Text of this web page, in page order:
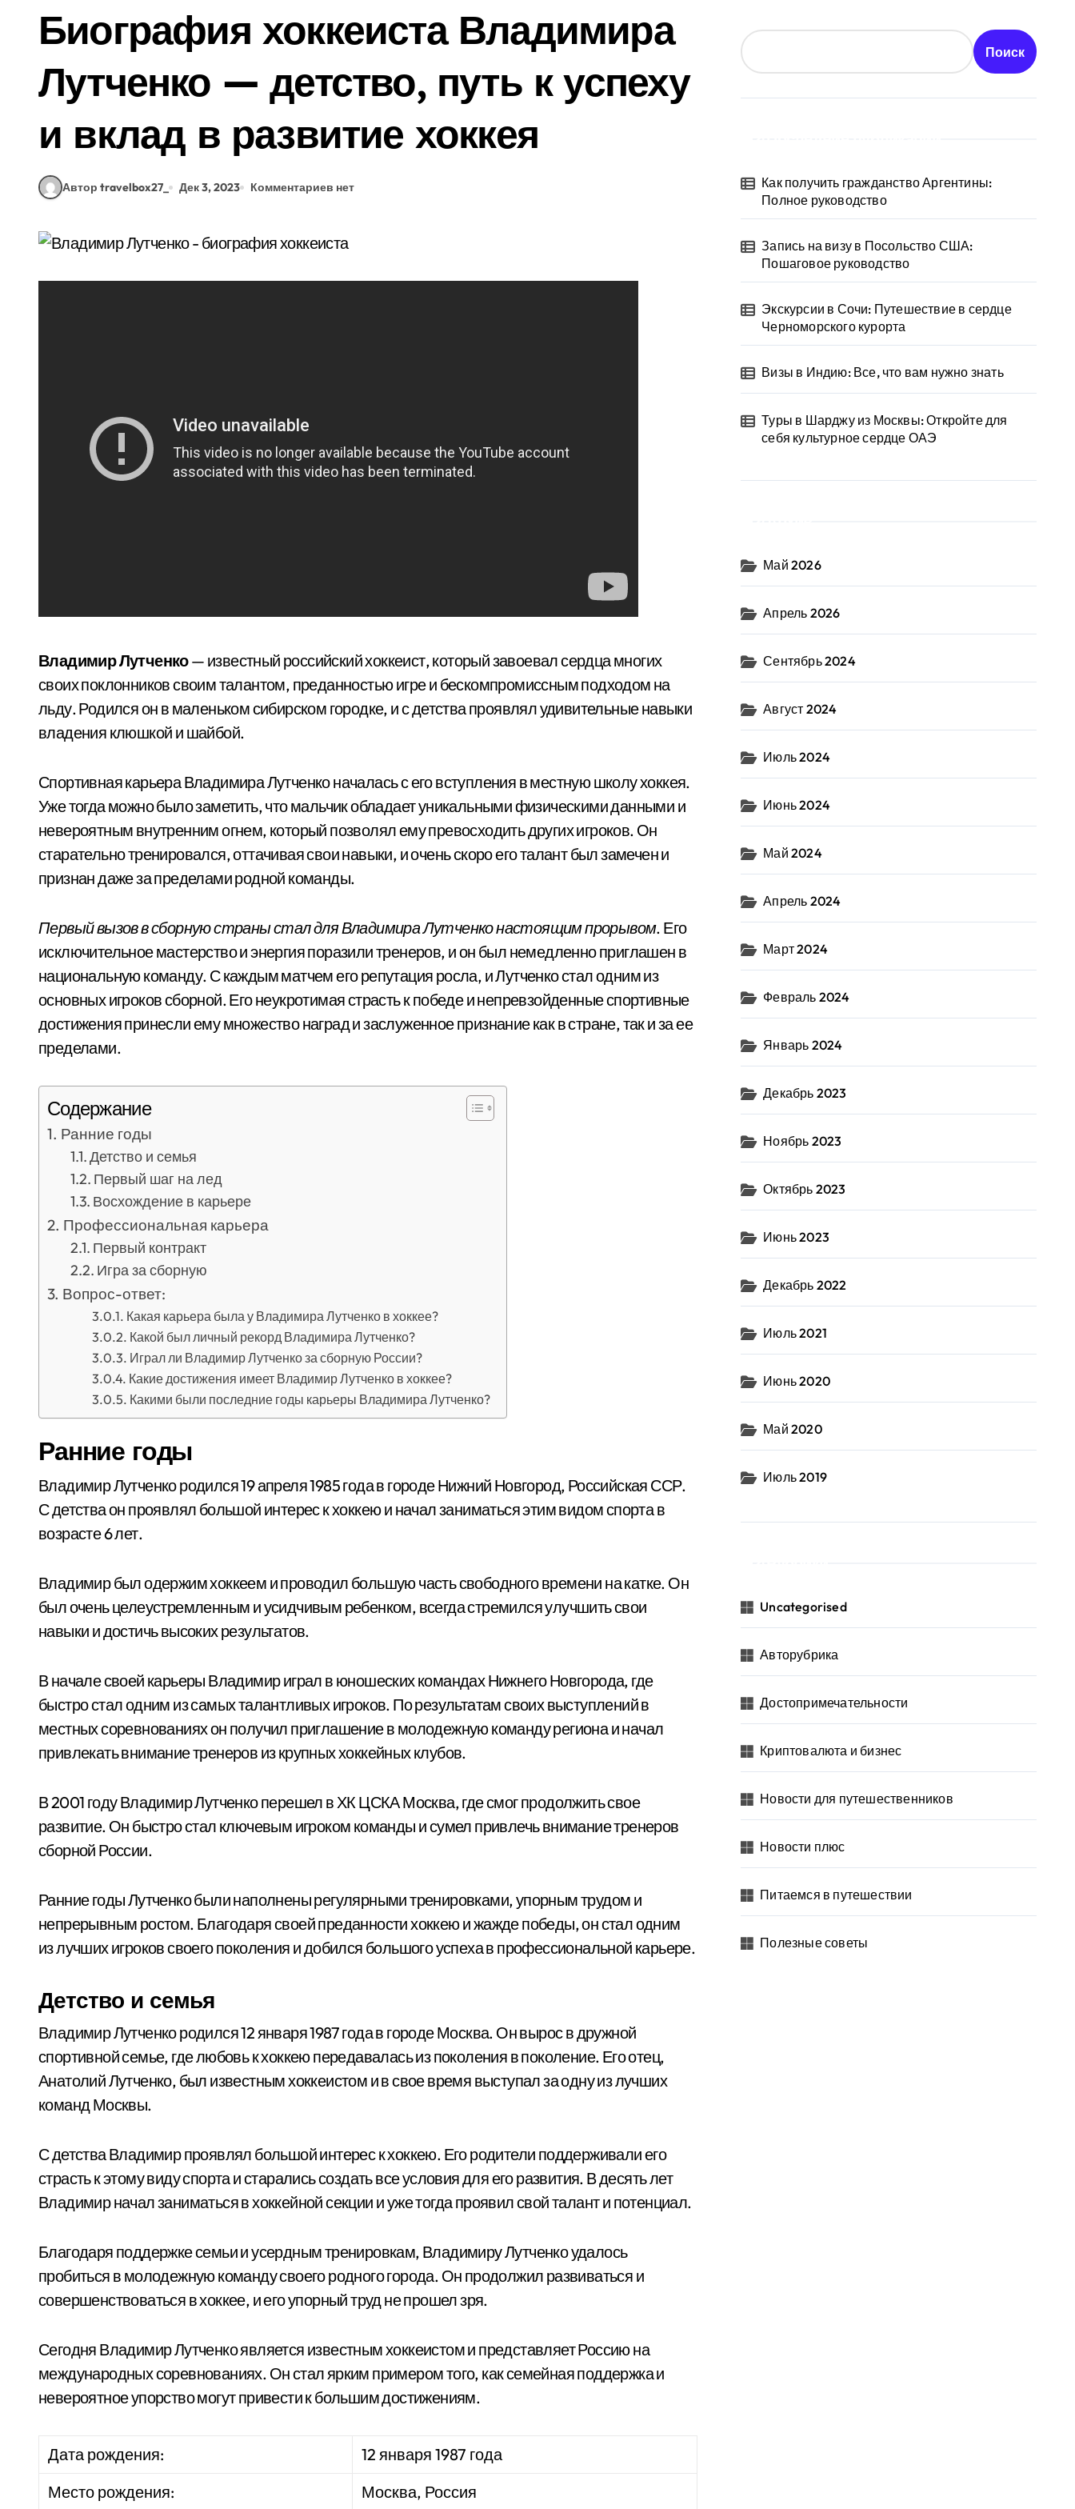
Биография хоккеиста Владимира
Лутченко — детство, путь к успеху
и вклад в развитие хоккея
Автор travelbox27_ Дек 3, 2023 Комментариев нет
Владимир Лутченко— известный российский хоккеист, который завоевал сердца многих
своих поклонников своим талантом, преданностью игре и бескомпромиссным подходом на
льду. Родился он в маленьком сибирском городке, и с детства проявлял удивительные навыки
владения клюшкой и шайбой.
Спортивная карьера Владимира Лутченко началась с его вступления в местную школу хоккея.
Уже тогда можно было заметить, что мальчик обладает уникальными физическими данными и
невероятным внутренним огнем, который позволял ему превосходить других игроков. Он
старательно тренировался, оттачивая свои навыки, и очень скоро его талант был замечен и
признан даже за пределами родной команды.
Первый вызов в сборную страны стал для Владимира Лутченко настоящим прорывом. Его
исключительное мастерство и энергия поразили тренеров, и он был немедленно приглашен в
национальную команду. С каждым матчем его репутация росла, и Лутченко стал одним из
основных игроков сборной. Его неукротимая страсть к победе и непревзойденные спортивные
достижения принесли ему множество наград и заслуженное признание как в стране, так и за ее
пределами.
Содержание
Ранние годы
Детство и семья
Первый шаг на лед
Восхождение в карьере
Профессиональная карьера
Первый контракт
Игра за сборную
Вопрос-ответ:
Какая карьера была у Владимира Лутченко в хоккее?
Какой был личный рекорд Владимира Лутченко?
Играл ли Владимир Лутченко за сборную России?
Какие достижения имеет Владимир Лутченко в хоккее?
Какими были последние годы карьеры Владимира Лутченко?
Ранние годы
Владимир Лутченко родился 19 апреля 1985 года в городе Нижний Новгород, Российская ССР.
С детства он проявлял большой интерес к хоккею и начал заниматься этим видом спорта в
возрасте 6 лет.
Владимир был одержим хоккеем и проводил большую часть свободного времени на катке. Он
был очень целеустремленным и усидчивым ребенком, всегда стремился улучшить свои
навыки и достичь высоких результатов.
В начале своей карьеры Владимир играл в юношеских командах Нижнего Новгорода, где
быстро стал одним из самых талантливых игроков. По результатам своих выступлений в
местных соревнованиях он получил приглашение в молодежную команду региона и начал
привлекать внимание тренеров из крупных хоккейных клубов.
В 2001 году Владимир Лутченко перешел в ХК ЦСКА Москва, где смог продолжить свое
развитие. Он быстро стал ключевым игроком команды и сумел привлечь внимание тренеров
сборной России.
Ранние годы Лутченко были наполнены регулярными тренировками, упорным трудом и
непрерывным ростом. Благодаря своей преданности хоккею и жажде победы, он стал одним
из лучших игроков своего поколения и добился большого успеха в профессиональной карьере.
Детство и семья
Владимир Лутченко родился 12 января 1987 года в городе Москва. Он вырос в дружной
спортивной семье, где любовь к хоккею передавалась из поколения в поколение. Его отец,
Анатолий Лутченко, был известным хоккеистом и в свое время выступал за одну из лучших
команд Москвы.
С детства Владимир проявлял большой интерес к хоккею. Его родители поддерживали его
страсть к этому виду спорта и старались создать все условия для его развития. В десять лет
Владимир начал заниматься в хоккейной секции и уже тогда проявил свой талант и потенциал.
Благодаря поддержке семьи и усердным тренировкам, Владимиру Лутченко удалось
пробиться в молодежную команду своего родного города. Он продолжил развиваться и
совершенствоваться в хоккее, и его упорный труд не прошел зря.
Сегодня Владимир Лутченко является известным хоккеистом и представляет Россию на
международных соревнованиях. Он стал ярким примером того, как семейная поддержка и
невероятное упорство могут привести к большим достижениям.
Дата рождения:
12 января 1987 года
Место рождения:
Москва, Россия
Поиск
Как получить гражданство Аргентины:
Полное руководство
Запись на визу в Посольство США:
Пошаговое руководство
Экскурсии в Сочи: Путешествие в сердце
Черноморского курорта
Визы в Индию: Все, что вам нужно знать
Туры в Шарджу из Москвы: Откройте для
себя культурное сердце ОАЭ
Май 2026
Апрель 2026
Сентябрь 2024
Август 2024
Июль 2024
Июнь 2024
Май 2024
Апрель 2024
Март 2024
Февраль 2024
Январь 2024
Декабрь 2023
Ноябрь 2023
Октябрь 2023
Июнь 2023
Декабрь 2022
Июль 2021
Июнь 2020
Май 2020
Июль 2019
Uncategorised
Авторубрика
Достопримечательности
Криптовалюта и бизнес
Новости для путешественников
Новости плюс
Питаемся в путешествии
Полезные советы